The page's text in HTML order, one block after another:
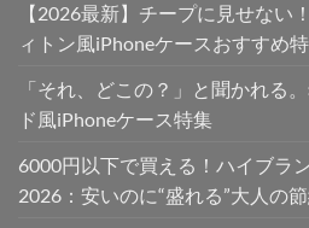
【2026最新】チープに見せない
ィトン風iPhoneケースおすすめ
「それ、どこの？」と聞かれる
ド風iPhoneケース特集
6000円以下で買える！ハイブラ
2026：安いのに“盛れる”大人の